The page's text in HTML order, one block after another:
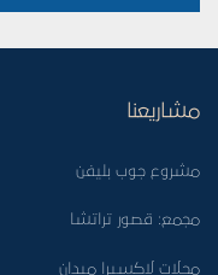
مشاريعنا
مشروع جوب بليفن
مجمع: قصور تراتشا
محلات لاكسيرا ميدان